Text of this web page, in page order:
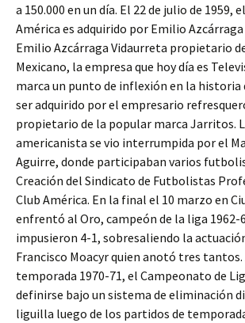
a 150.000 en un día. El 22 de julio de 1959,
América es adquirido por Emilio
Emilio Azcárraga Vidaurreta propietario
Mexicano, la empresa que hoy día es
marca un punto de inflexión en la historia
ser adquirido por el empresario
propietario de la popular marca Jarritos.
americanista se vio interrumpida por el
Aguirre, donde participaban varios
Creación del Sindicato de Futbolistas
Club América. En la final el 10 marzo en
enfrentó al Oro, campeón de la liga 1962-
impusieron 4-1, sobresaliendo la
Francisco Moacyr quien anotó tres
temporada 1970-71, el Campeonato de
definirse bajo un sistema de eliminación
liguilla luego de los partidos de